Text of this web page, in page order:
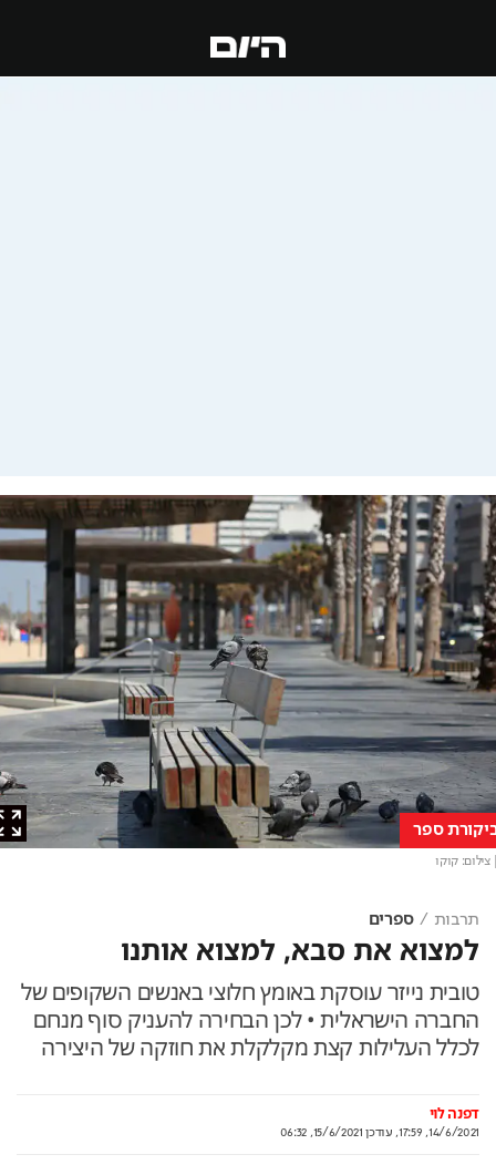
קוקו
ספר
תרבות ספרים
למצוא את סבא, למצוא אותנו
טובית נייזר עוסקת באומץ חלוצי באנשים השקופים של
החברה הישראלית • לכן הבחירה להעניק סוף מנחם
לכלל העלילות קצת מקלקלת את חוזקה של היצירה
דפנה לוי
14/6/2021, 17:59
,עודכן15/6/2021, 06:32